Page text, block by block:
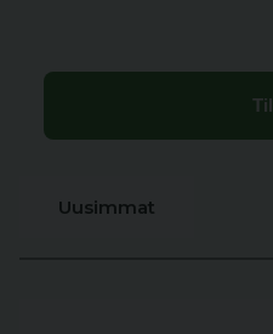
Uusimmat